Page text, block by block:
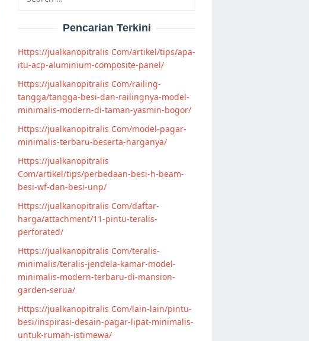
for:
Pencarian Terkini
Https://jualkanopitralis Com/artikel/tips/apa-
itu-acp-aluminium-composite-panel/
Https://jualkanopitralis Com/railing-
tangga/tangga-besi-dan-railingnya-model-
minimalis-modern-di-taman-yasmin-bogor/
Https://jualkanopitralis Com/model-pagar-
minimalis-terbaru-beserta-harganya/
Https://jualkanopitralis
Com/artikel/tips/perbedaan-besi-h-beam-
besi-wf-dan-besi-unp/
Https://jualkanopitralis Com/daftar-
harga/attachment/11-pintu-teralis-
perforated/
Https://jualkanopitralis Com/teralis-
minimalis/teralis-jendela-kamar-model-
minimalis-modern-terbaru-di-mansion-
garden-serua/
Https://jualkanopitralis Com/lain-lain/pintu-
besi/inspirasi-desain-pagar-lipat-minimalis-
untuk-rumah-istimewa/